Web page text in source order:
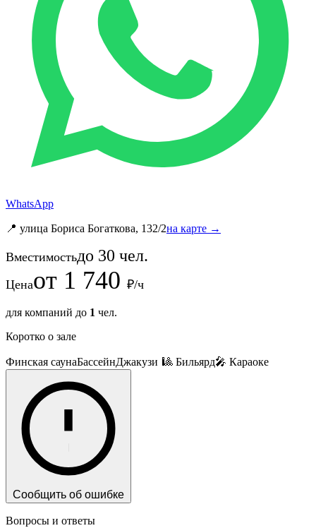
WhatsApp
📍 улица Бориса Богаткова, 132/2на карте →
Вместимостьдо 30 чел.
Ценаот 1 740 ₽/ч
для компаний до 1 чел.
Коротко о зале
Финская саунаБассейнДжакузи 🎱 Бильярд🎤 Караоке
Сообщить об ошибке
Вопросы и ответы